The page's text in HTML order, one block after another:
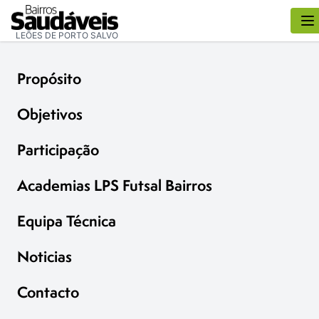
LEÕES DE PORTO SALVO
Propósito
Objetivos
Participação
Academias LPS Futsal Bairros
Equipa Técnica
Noticias
Contacto